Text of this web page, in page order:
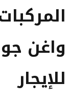
واغن
للإيجار